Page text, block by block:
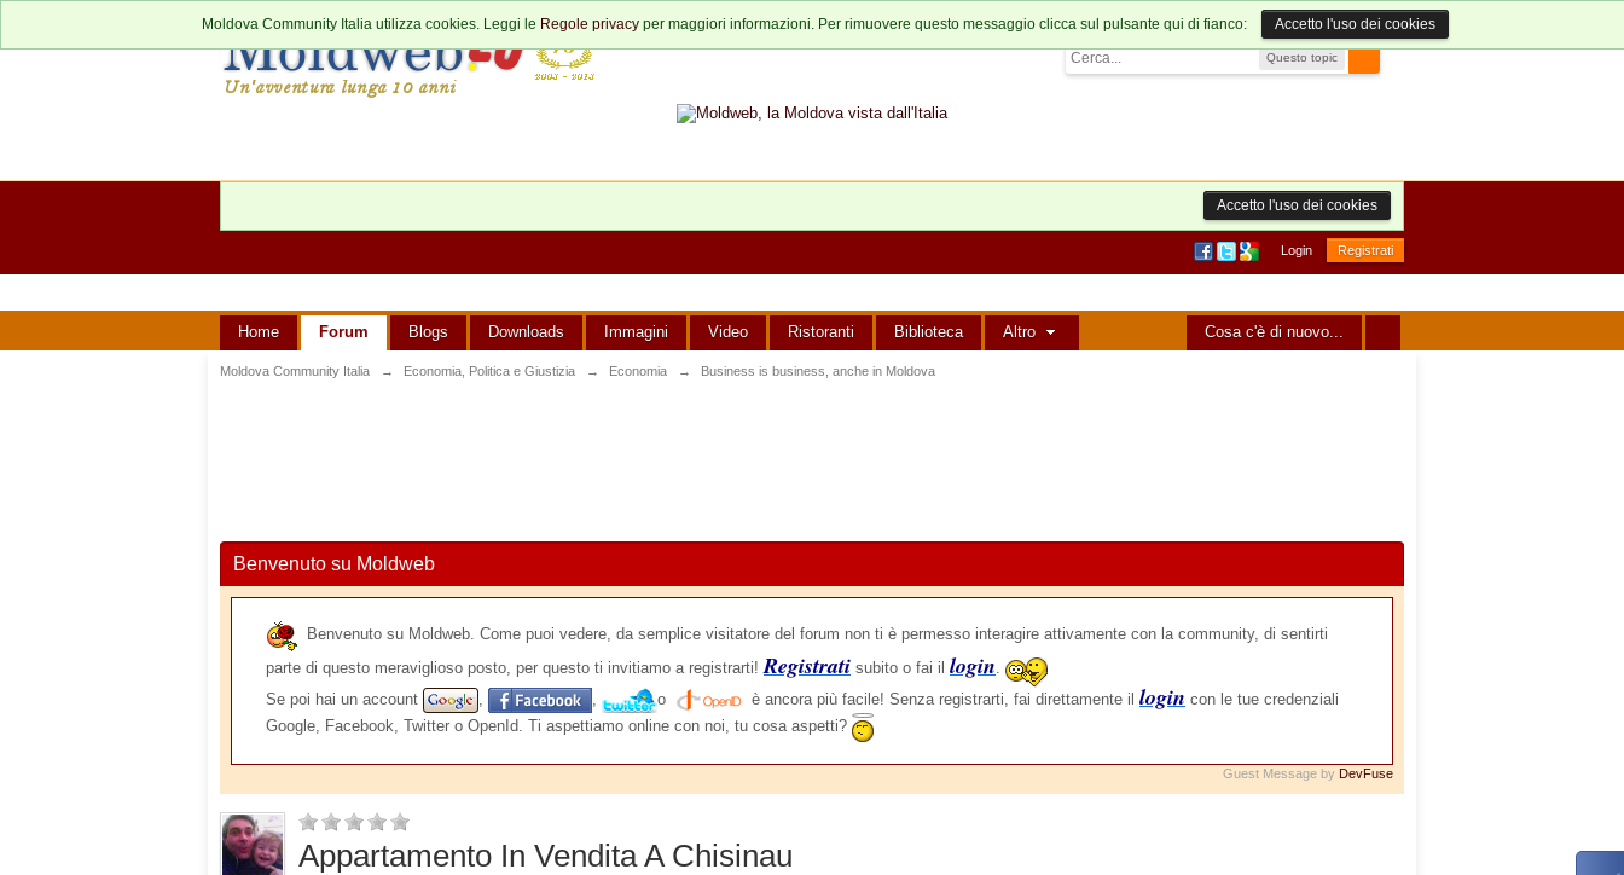
Questo topic
Moldova Community Italia utilizza cookies. Leggi le Regole privacy per maggiori informazioni. Per rimuovere questo messaggio clicca sul pulsante qui di fianco: Accetto l'uso dei cookies
Accetto l'uso dei cookies
Login Registrati
Cosa c'è di nuovo...
Home Forum Blogs Downloads Immagini Video Ristoranti Biblioteca Altro
Moldova Community Italia → Economia, Politica e Giustizia → Economia → Business is business, anche in Moldova
Benvenuto su Moldweb
Benvenuto su Moldweb. Come puoi vedere, da semplice visitatore del forum non ti è permesso interagire attivamente con la community, di sentirti
parte di questo meraviglioso posto, per questo ti invitiamo a registrarti!Registrati subito o fai il login.
Se poi hai un account
, , o è ancora più facile! Senza registrarti, fai direttamente il login con le tue credenziali
Google, Facebook, Twitter o OpenId. Ti aspettiamo online con noi, tu cosa aspetti?
Guest Message by DevFuse
Appartamento In Vendita A Chisinau